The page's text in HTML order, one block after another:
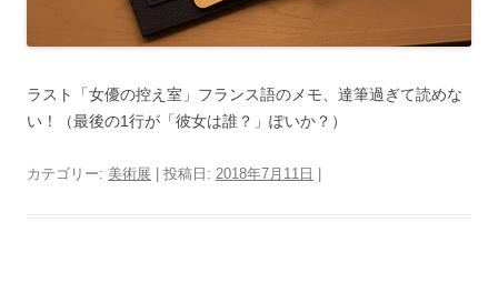
ラスト「女優の控え室」フランス語のメモ、達筆過ぎて読めな
い！（最後の1行が「彼女は誰？」ぽいか？）
カテゴリー: 美術展 | 投稿日: 2018年7月11日